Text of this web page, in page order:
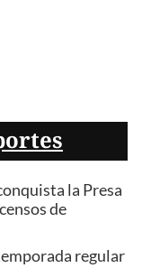
la Presa
de
regular